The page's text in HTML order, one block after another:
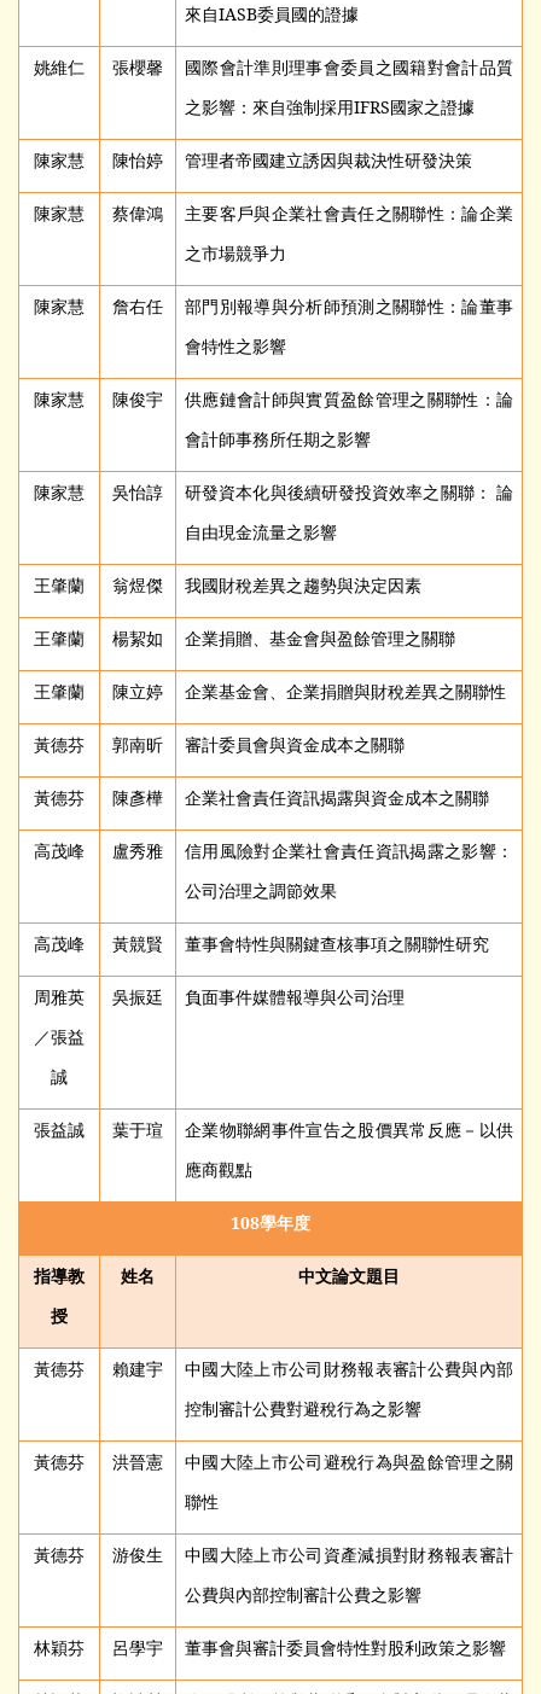
來自IASB委員國的證據
姚維仁 張櫻馨
國際會計準則理事會委員之國籍對會計品質
之影響：來自強制採用IFRS國家之證據
陳家慧 陳怡婷 管理者帝國建立誘因與裁決性研發決策
陳家慧 蔡偉鴻
主要客戶與企業社會責任之關聯性：論企業
之市場競爭力
陳家慧 詹右任
部門別報導與分析師預測之關聯性：論董事
會特性之影響
陳家慧 陳俊宇
供應鏈會計師與實質盈餘管理之關聯性：論
會計師事務所任期之影響
陳家慧 吳怡諄
研發資本化與後續研發投資效率之關聯： 論
自由現金流量之影響
王肇蘭 翁煜傑 我國財稅差異之趨勢與決定因素
王肇蘭 楊絜如 企業捐贈、基金會與盈餘管理之關聯
王肇蘭 陳立婷 企業基金會、企業捐贈與財稅差異之關聯性
黃德芬 郭南昕 審計委員會與資金成本之關聯
黃德芬 陳彥樺 企業社會責任資訊揭露與資金成本之關聯
高茂峰 盧秀雅
信用風險對企業社會責任資訊揭露之影響：
公司治理之調節效果
高茂峰 黃競賢 董事會特性與關鍵查核事項之關聯性研究
周雅英
／張益
誠
吳振廷 負面事件媒體報導與公司治理
張益誠 葉于瑄
企業物聯網事件宣告之股價異常反應－以供
應商觀點
108學年度
指導教
授
姓名 中文論文題目
黃德芬 賴建宇
中國大陸上市公司財務報表審計公費與內部
控制審計公費對避稅行為之影響
黃德芬 洪晉憲
中國大陸上市公司避稅行為與盈餘管理之關
聯性
黃德芬 游俊生
中國大陸上市公司資產減損對財務報表審計
公費與內部控制審計公費之影響
林穎芬 呂學宇 董事會與審計委員會特性對股利政策之影響